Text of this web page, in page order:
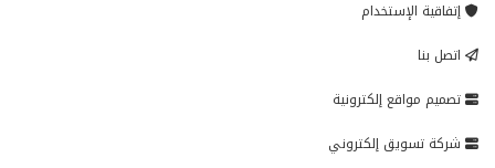
إتفاقية الإستخدام
اتصل بنا
تصميم مواقع إلكترونية
شركة تسويق إلكتروني